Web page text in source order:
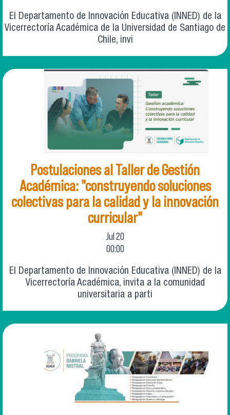
El Departamento de Innovación Educativa (INNED) de la
Vicerrectoría Académica de la Universidad de Santiago de
Chile, invi
Postulaciones al Taller de Gestión
Académica: "construyendo soluciones
colectivas para la calidad y la innovación
curricular"
Jul 20
00:00
El Departamento de Innovación Educativa (INNED) de la
Vicerrectoría Académica, invita a la comunidad
universitaria a parti